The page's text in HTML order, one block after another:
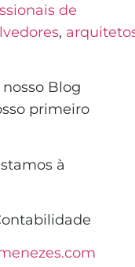
de
,
Blog
primeiro
à